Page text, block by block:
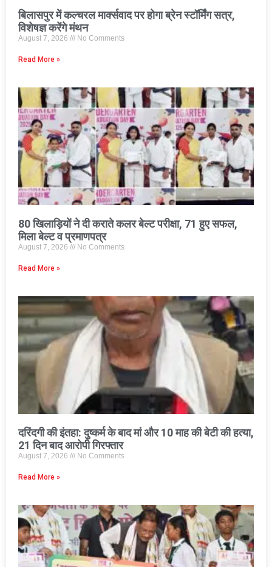
बिलासपुर में कल्चरल मार्क्सवाद पर होगा ब्रेन स्टॉर्मिंग सत्र,
विशेषज्ञ करेंगे मंथन
August 7, 2026 No Comments
Read More »
80 खिलाड़ियों ने दी कराते कलर बेल्ट परीक्षा, 71 हुए सफल,
मिला बेल्ट व प्रमाणपत्र
August 7, 2026 No Comments
Read More »
दरिंदगी की इंतहा: दुष्कर्म के बाद मां और 10 माह की बेटी की हत्या,
21 दिन बाद आरोपी गिरफ्तार
August 7, 2026 No Comments
Read More »